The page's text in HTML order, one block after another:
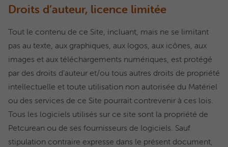
Droits d’auteur, licence limitée
Tout le contenu de ce Site, incluant, mais ne se limitant
pas au texte, aux graphiques, aux logos, aux icônes, aux
images et aux téléchargements numériques, est protégé
par des droits d’auteur et/ou tous autres droits de propriété
intellectuelle et toute utilisation non autorisée du Matériel
ou des services de ce Site pourrait contrevenir à ces lois.
Tous les logiciels utilisés sur ce site sont la propriété de
Petcurean ou de ses fournisseurs de logiciels. Sauf
stipulation contraire expresse dans le présent document,